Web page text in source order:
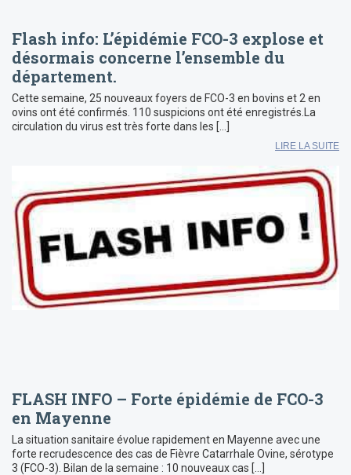
Flash info: L’épidémie FCO-3 explose et
désormais concerne l’ensemble du
département.
Cette semaine, 25 nouveaux foyers de FCO-3 en bovins et 2 en
ovins ont été confirmés. 110 suspicions ont été enregistrés.La
circulation du virus est très forte dans les […]
LIRE LA SUITE
FLASH INFO – Forte épidémie de FCO-3
en Mayenne
La situation sanitaire évolue rapidement en Mayenne avec une
forte recrudescence des cas de Fièvre Catarrhale Ovine, sérotype
3 (FCO-3). Bilan de la semaine : 10 nouveaux cas […]